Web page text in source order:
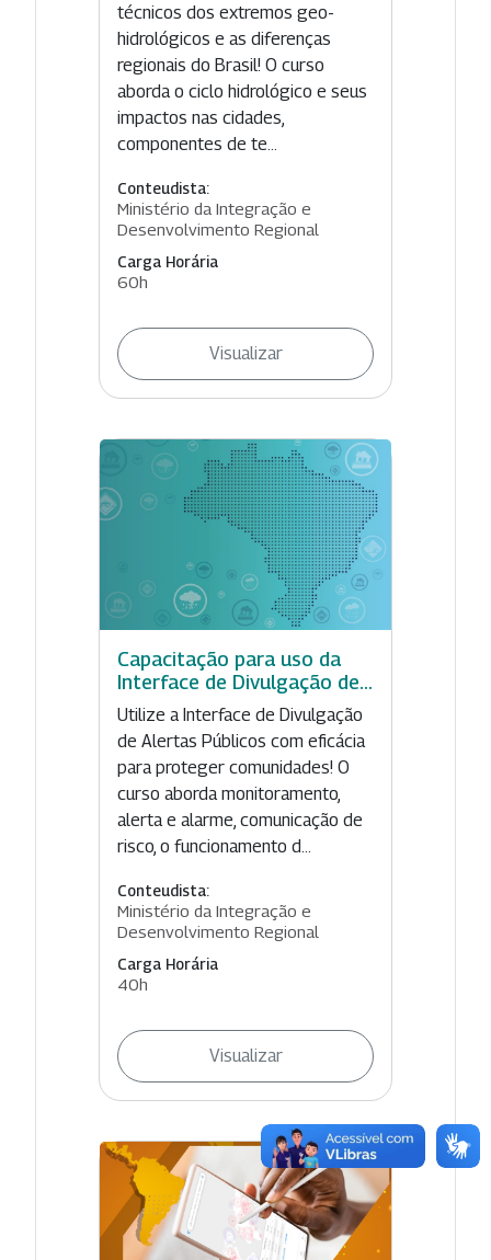
técnicos dos extremos geo-
hidrológicos e as diferenças
regionais do Brasil! O curso
aborda o ciclo hidrológico e seus
impactos nas cidades,
componentes de te...
Conteudista:
Ministério da Integração e
Desenvolvimento Regional
Carga Horária
60h
Visualizar
Capacitação para uso da
Interface de Divulgação de...
Utilize a Interface de Divulgação
de Alertas Públicos com eficácia
para proteger comunidades! O
curso aborda monitoramento,
alerta e alarme, comunicação de
risco, o funcionamento d...
Conteudista:
Ministério da Integração e
Desenvolvimento Regional
Carga Horária
40h
Visualizar